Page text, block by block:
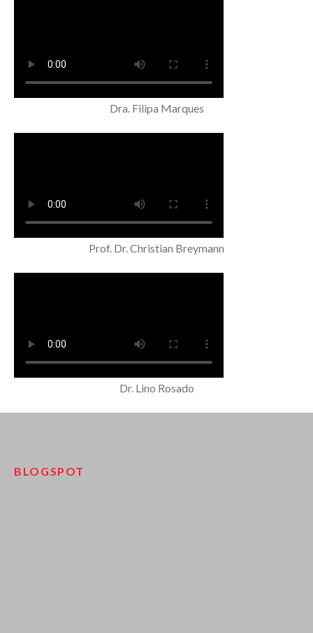
Dra. Filipa Marques
Prof. Dr. Christian Breymann
Dr. Lino Rosado
BLOGSPOT